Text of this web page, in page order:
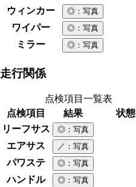
ウィンカー ◎ ：写真
ワイパー ◎ ：写真
ミラー ◎ ：写真
走行関係
点検項目一覧表
点検項目
結果
状態
リーフサス
◎ ：写真
エアサス ／ ：写真
パワステ ◎ ：写真
ハンドル ◎ ：写真